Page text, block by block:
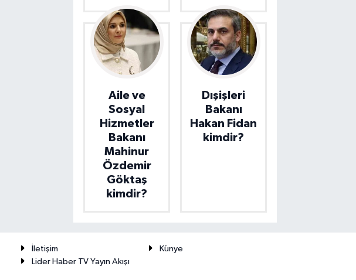
Aile ve
Sosyal
Hizmetler
Bakanı
Mahinur
Özdemir
Göktaş
kimdir?
Dışişleri
Bakanı
Hakan Fidan
kimdir?
İletişim
Künye
Lider Haber TV Yayın Akışı